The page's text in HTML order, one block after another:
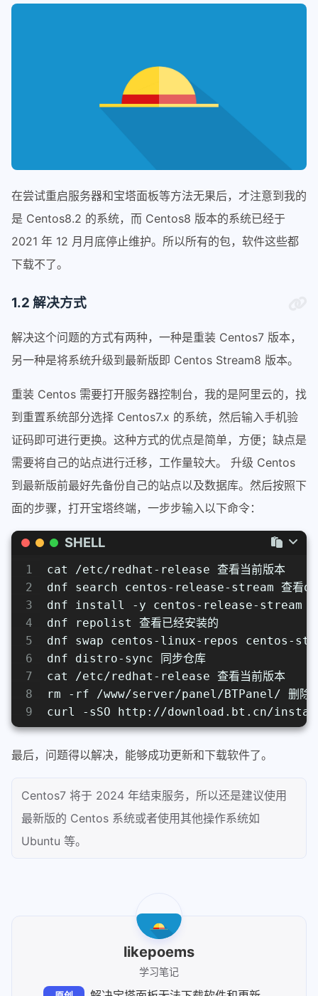
在尝试重启服务器和宝塔面板等方法无果后，才注意到我的
是 Centos8.2 的系统，而 Centos8 版本的系统已经于
2021 年 12 月月底停止维护。所以所有的包，软件这些都
下载不了。
1.2 解决方式
解决这个问题的方式有两种，一种是重装 Centos7 版本，
另一种是将系统升级到最新版即 Centos Stream8 版本。
重装 Centos 需要打开服务器控制台，我的是阿里云的，找
到重置系统部分选择 Centos7.x 的系统，然后输入手机验
证码即可进行更换。这种方式的优点是简单，方便；缺点是
需要将自己的站点进行迁移，工作量较大。 升级 Centos
到最新版前最好先备份自己的站点以及数据库。然后按照下
面的步骤，打开宝塔终端，一步步输入以下命令：
SHELL
1
2
3
4
5
6
7
8
9
cat /etc/redhat-release 查看当前版本
dnf search centos-release-stream 查看
dnf install -y centos-release-stream 开
dnf repolist 查看已经安装的
dnf swap centos-linux-repos centos-
dnf distro-sync 同步仓库
cat /etc/redhat-release 查看当前版本
rm -rf /www/server/panel/BTPanel/ 删除
curl -sSO http://download.bt.cn/
最后，问题得以解决，能够成功更新和下载软件了。
Centos7 将于 2024 年结束服务，所以还是建议使用
最新版的 Centos 系统或者使用其他操作系统如
Ubuntu 等。
likepoems
学习笔记